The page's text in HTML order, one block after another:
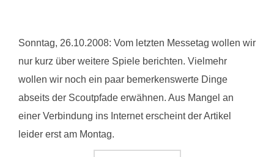
Sonntag, 26.10.2008: Vom letzten Messetag wollen wir
nur kurz über weitere Spiele berichten. Vielmehr
wollen wir noch ein paar bemerkenswerte Dinge
abseits der Scoutpfade erwähnen. Aus Mangel an
einer Verbindung ins Internet erscheint der Artikel
leider erst am Montag.